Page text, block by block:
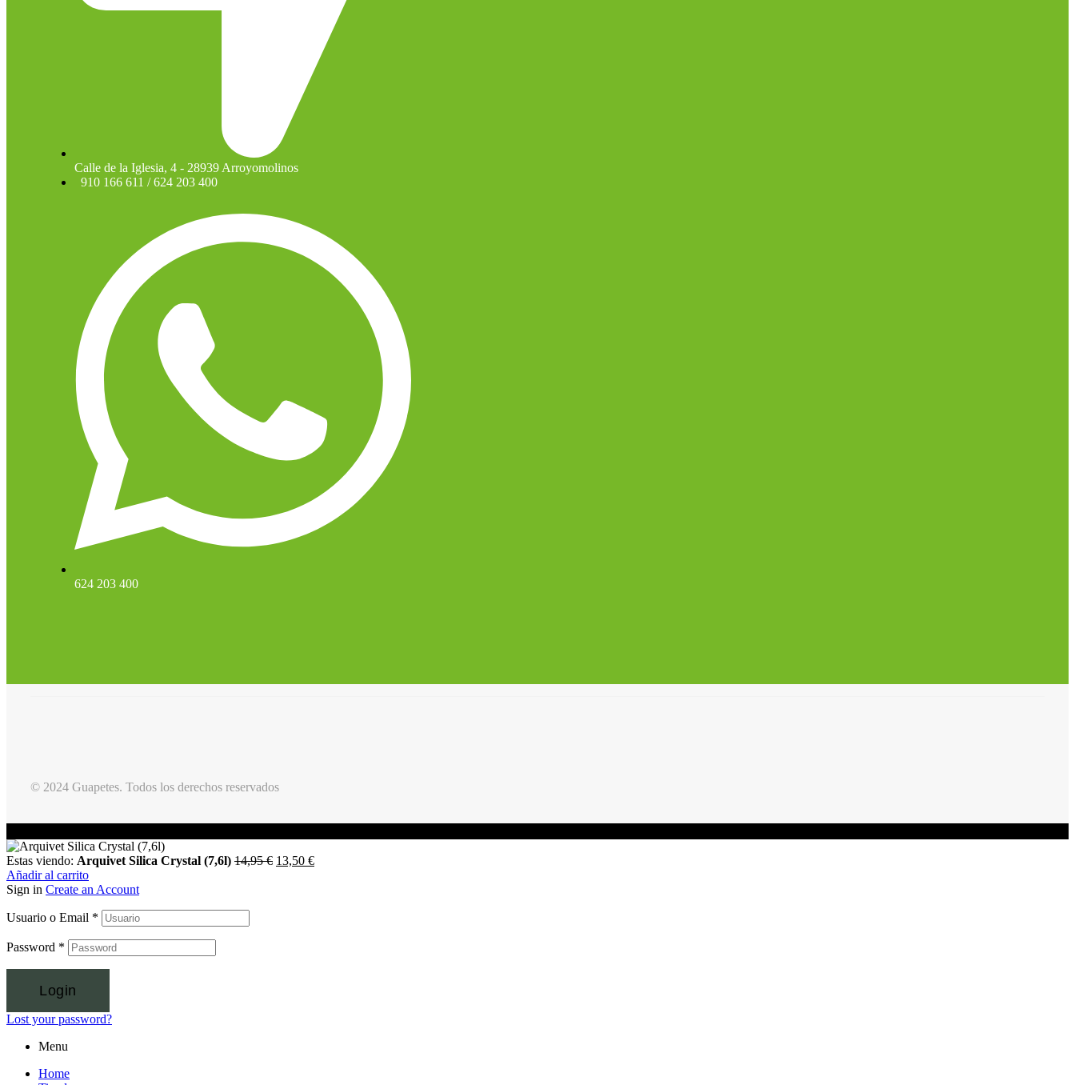
Calle de la Iglesia, 4 - 28939 Arroyomolinos
910 166 611 / 624 203 400
624 203 400
© 2024 Guapetes. Todos los derechos reservados
Estas viendo: Arquivet Silica Crystal (7,6l) 14,95€ 13,50 €
Añadir al carrito
Sign in Create an Account
Usuario o Email *
Password *
Login
Lost your password?
Menu
Home